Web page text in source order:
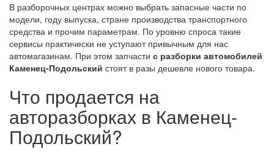
В разборочных центрах можно выбрать запасные части по
модели, году выпуска, стране производства транспортного
средства и прочим параметрам. По уровню спроса такие
сервисы практически не уступают привычным для нас
автомагазинам. При этом запчасти с разборки автомобилей
Каменец-Подольский стоят в разы дешевле нового товара.
Что продается на
авторазборках в Каменец-
Подольский?